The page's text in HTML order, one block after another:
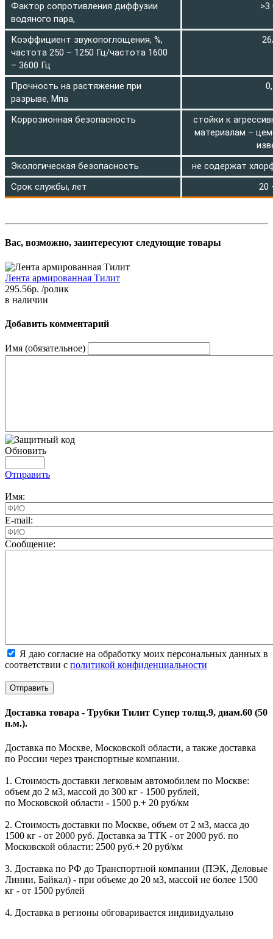
Фактор сопротивления диффузии
водяного пара,
>3
Коэффициент звукопоглощения, %,
частота 250 – 1250 Гц/частота 1600
– 3600 Гц
Прочность на растяжение при
разрыве, Мпа
Коррозионная безопасность
стойки к
материалам –
Экологическая безопасность
не содержат
Срок службы, лет
20
Вас, возможно, заинтересуют следующие товары
Лента армированная Тилит
295.56р. /ролик
в наличии
Добавить комментарий
Имя (обязательное)
Обновить
Отправить
Имя:
E-mail:
Cообщение:
Я даю согласие на обработку моих персональных данных в
соответствии с политикой конфиденциальности
Доставка товара - Трубки Тилит Супер толщ.9, диам.60 (50
п.м.).
Доставка по Москве, Московской области, а также доставка
по России через транспортные компании.
1. Стоимость доставки легковым автомобилем по Москве:
объем до 2 м3, массой до 300 кг - 1500 рублей,
по Московской области - 1500 р.+ 20 руб/км
2. Стоимость доставки по Москве, объем от 2 м3, масса до
1500 кг - от 2000 руб. Доставка за ТТК - от 2000 руб. по
Московской области: 2500 руб.+ 20 руб/км
3. Доставка по РФ до Транспортной компании (ПЭК, Деловые
Линии, Байкал) - при объеме до 20 м3, массой не более 1500
кг - от 1500 рублей
4. Доставка в регионы обговаривается индивидуально